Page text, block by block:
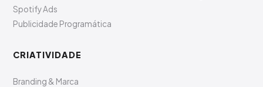
Spotify Ads
Publicidade Programática
CRIATIVIDADE
Branding & Marca